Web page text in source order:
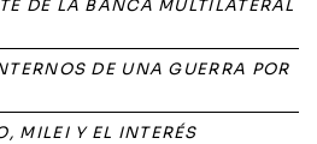
DE LA BANCA MULTILATERAL
DE UNA GUERRA POR
MILEI Y EL INTERÉS